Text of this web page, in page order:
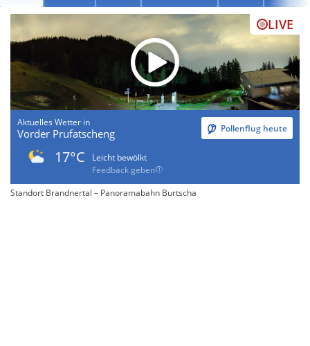
LIVE
Aktuelles Wetter in
Vorder Prufatscheng Pollenflug heute
17°C
Leicht bewölkt
Feedback geben
Standort Brandnertal – Panoramabahn Burtscha